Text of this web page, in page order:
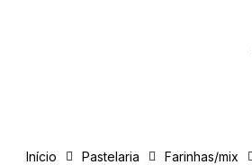
Início Pastelaria Farinhas/mix